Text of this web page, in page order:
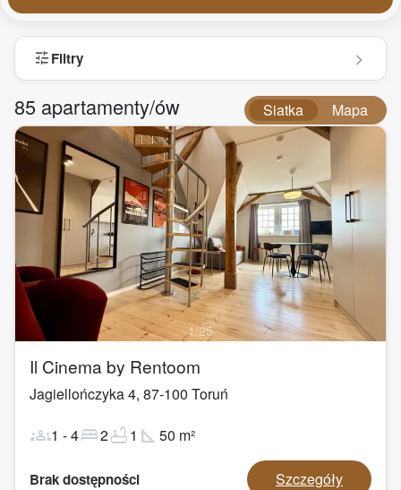
tuneFiltry
85 apartamenty/ów Siatka Mapa
1/25
Il Cinema by Rentoom
Jagiellończyka 4, 87-100 Toruń
groups1 -4bed2bathtub1 square_foot 50 m²
Brak dostępności Szczegóły